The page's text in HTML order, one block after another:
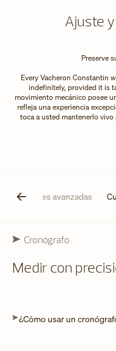
Ajuste
Preserve
Every Vacheron Constantin
indefinitely, provided it is
movimiento mecánico posee
refleja una experiencia
toca a usted mantenerlo
funciones avanzadas
Cronógrafo
Medir con
¿Cómo usar un